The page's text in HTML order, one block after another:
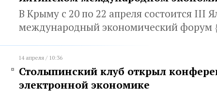
В Крыму с 20 по 22 апреля состоится III
международный экономический форум
14 апреля / 10:36
Столыпинский клуб открыл
электронной экономике